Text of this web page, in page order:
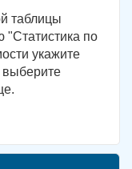
таблицы
"Статистика по
укажите
выберите